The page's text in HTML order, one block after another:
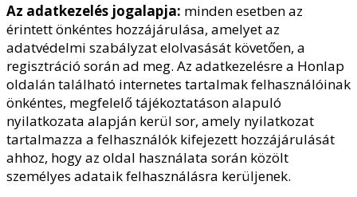
Az adatkezelés jogalapja: minden esetben az
érintett önkéntes hozzájárulása, amelyet az
adatvédelmi szabályzat elolvasását követően, a
regisztráció során ad meg. Az adatkezelésre a Honlap
oldalán található internetes tartalmak felhasználóinak
önkéntes, megfelelő tájékoztatáson alapuló
nyilatkozata alapján kerül sor, amely nyilatkozat
tartalmazza a felhasználók kifejezett hozzájárulását
ahhoz, hogy az oldal használata során közölt
személyes adataik felhasználásra kerüljenek.